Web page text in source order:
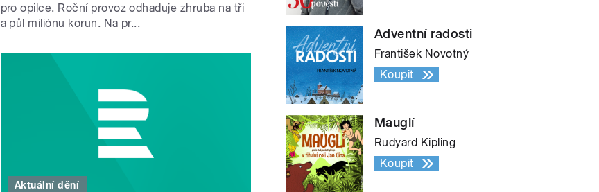
pro opilce. Roční provoz odhaduje zhruba na tři
a půl miliónu korun. Na pr...
Aktuální dění
Adventní radosti
František Novotný
Koupit
Mauglí
Rudyard Kipling
Koupit